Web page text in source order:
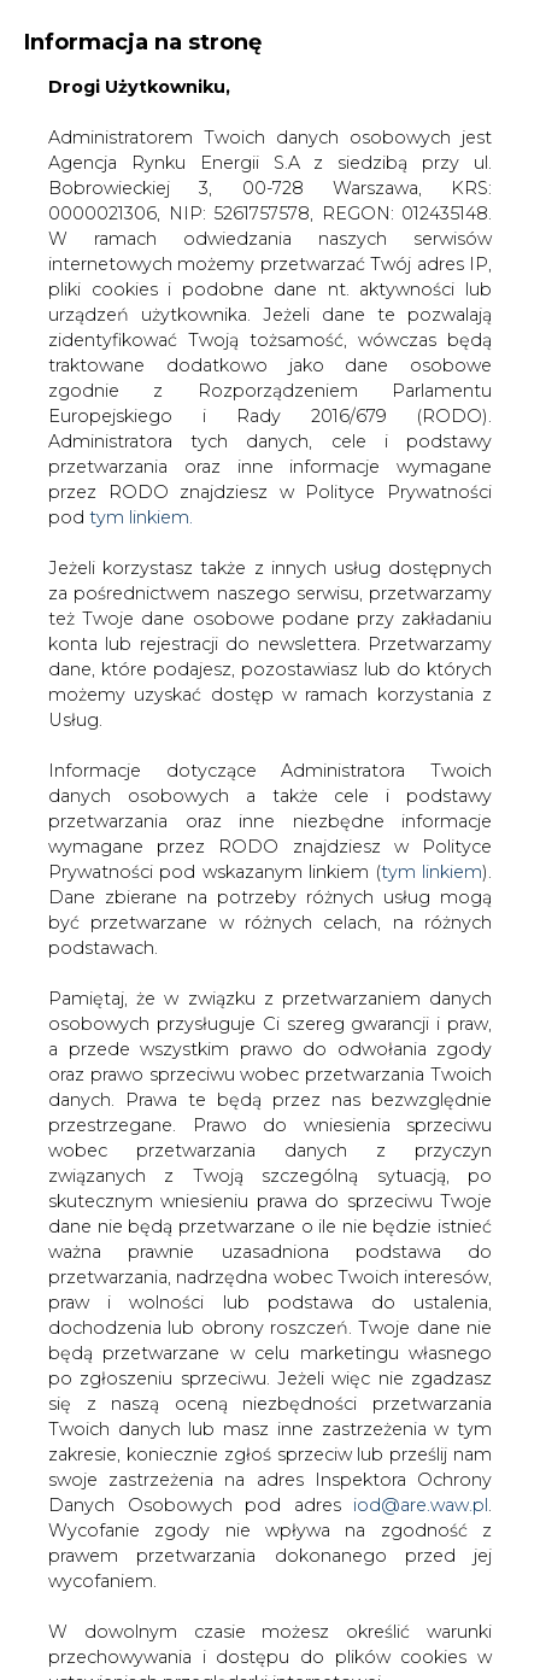
KONTAKT:
WYDAWCA PORTALU:
WYSOKI KONTRAST WIELKOŚĆ TEKSTU A A
ZALOGUJ SIĘ
WŁĄCZ CIRE.TV
Informacja na stronę
Drogi Użytkowniku,
Administratorem Twoich danych osobowych jest
Agencja Rynku Energii S.A z siedzibą przy ul.
Bobrowieckiej 3, 00-728 Warszawa, KRS:
0000021306, NIP: 5261757578, REGON: 012435148.
W ramach odwiedzania naszych serwisów
internetowych możemy przetwarzać Twój adres IP,
pliki cookies i podobne dane nt. aktywności lub
urządzeń użytkownika. Jeżeli dane te pozwalają
zidentyfikować Twoją tożsamość, wówczas będą
traktowane dodatkowo jako dane osobowe
zgodnie z Rozporządzeniem Parlamentu
Europejskiego i Rady 2016/679 (RODO).
Administratora tych danych, cele i podstawy
przetwarzania oraz inne informacje wymagane
przez RODO znajdziesz w Polityce Prywatności
pod tym linkiem.
Jeżeli korzystasz także z innych usług dostępnych
za pośrednictwem naszego serwisu, przetwarzamy
też Twoje dane osobowe podane przy zakładaniu
konta lub rejestracji do newslettera. Przetwarzamy
dane, które podajesz, pozostawiasz lub do których
możemy uzyskać dostęp w ramach korzystania z
Usług.
Informacje dotyczące Administratora Twoich
danych osobowych a także cele i podstawy
przetwarzania oraz inne niezbędne informacje
wymagane przez RODO znajdziesz w Polityce
Prywatności pod wskazanym linkiem (tym linkiem).
Dane zbierane na potrzeby różnych usług mogą
być przetwarzane w różnych celach, na różnych
podstawach.
Pamiętaj, że w związku z przetwarzaniem danych
osobowych przysługuje Ci szereg gwarancji i praw,
a przede wszystkim prawo do odwołania zgody
oraz prawo sprzeciwu wobec przetwarzania Twoich
danych. Prawa te będą przez nas bezwzględnie
przestrzegane. Prawo do wniesienia sprzeciwu
wobec przetwarzania danych z przyczyn
związanych z Twoją szczególną sytuacją, po
skutecznym wniesieniu prawa do sprzeciwu Twoje
dane nie będą przetwarzane o ile nie będzie istnieć
ważna prawnie uzasadniona podstawa do
przetwarzania, nadrzędna wobec Twoich interesów,
praw i wolności lub podstawa do ustalenia,
dochodzenia lub obrony roszczeń. Twoje dane nie
będą przetwarzane w celu marketingu własnego
po zgłoszeniu sprzeciwu. Jeżeli więc nie zgadzasz
się z naszą oceną niezbędności przetwarzania
Twoich danych lub masz inne zastrzeżenia w tym
zakresie, koniecznie zgłoś sprzeciw lub prześlij nam
swoje zastrzeżenia na adres Inspektora Ochrony
Danych Osobowych pod adres iod@are.waw.pl
Wycofanie zgody nie wpływa na zgodność z
prawem przetwarzania dokonanego przed jej
wycofaniem.
W dowolnym czasie możesz określić warunki
przechowywania i dostępu do plików cookies w
Strona główna
SERWIS INFORMACYJNY CIRE
Energetycy dzieciom
2010-12-08 00:00
skomentuj
udostępnij:
Energetycy dzieciom
&#8222;Energetycy dzieciom&#8221;
jest akcją organizowaną w ramach
wolontariatu pracowników EnergiiPro.
Inicjatywa ta powstała z myślą o
nadchodzących Świętach Bożego
Narodzenia i osobach, które w tym
szczególnym czasie odczują mniej
radości i być może nie będą mogły
spędzić go w domu. Są to dzieci
przybywające w tym czasie w szpitalach
lub innych placówkach opiekuńczych.
Ostatnia akcja zbierania darów na rzecz powodzian w
Bogatyni pokazała, że pracownicy EnergiiPro są ludźmi
wielkiego serca, nieobojętnymi na nieszczęście innych.
Tym razem zdecydowali się wspomóc potrzebujące
radości dzieci.
W pierwszych dniach grudnia w centrali i oddziałach
EnergiiPro zbierane były dary, m.in. zabawki, książki, gry,
zostały paczki mikołajkowe. Pracownicy EnergiiPro
postanowili podarować paczki małym pacjentom z